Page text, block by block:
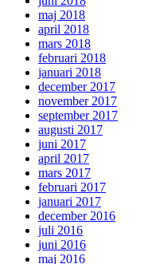
maj 2018
april 2018
mars 2018
februari 2018
januari 2018
december 2017
november 2017
september 2017
augusti 2017
juni 2017
april 2017
mars 2017
februari 2017
januari 2017
december 2016
juli 2016
juni 2016
maj 2016